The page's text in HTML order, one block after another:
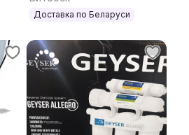
Доставка по Беларуси